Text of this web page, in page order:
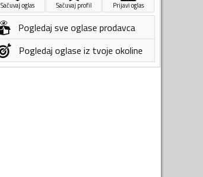
Sačuvaj oglas Sačuvaj profil Prijavi oglas
Pogledaj sve oglase prodavca
Pogledaj oglase iz tvoje okoline